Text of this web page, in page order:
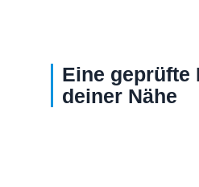
Eine geprüfte
deiner Nähe